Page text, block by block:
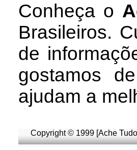
Conheça o A
Brasileiros.
de
gostamos
ajudam a
Copyright © 1999 [Ache